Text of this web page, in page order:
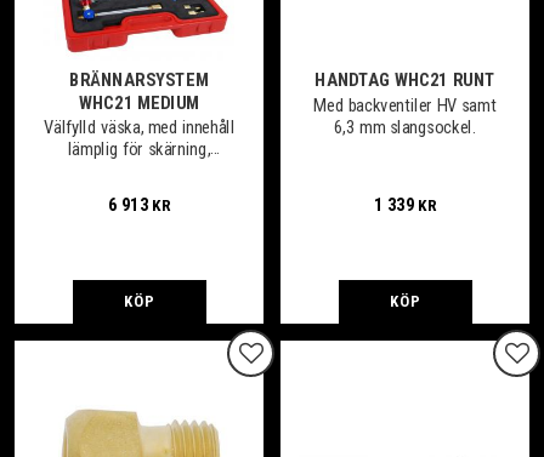
BRÄNNARSYSTEM
WHC21 MEDIUM
Välfylld väska, med innehåll
lämplig för skärning,
6 913KR
KÖP
HANDTAG WHC21 RUNT
Med backventiler HV samt
6,3 mm slangsockel.
1 339KR
KÖP
Lägg till i favoriter